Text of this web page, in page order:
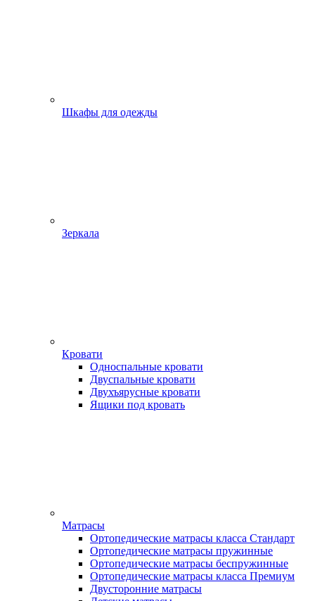
Шкафы для одежды
Зеркала
Кровати
Односпальные кровати
Двуспальные кровати
Двухъярусные кровати
Ящики под кровать
Матрасы
Ортопедические матрасы класса Стандарт
Ортопедические матрасы пружинные
Ортопедические матрасы беспружинные
Ортопедические матрасы класса Премиум
Двусторонние матрасы